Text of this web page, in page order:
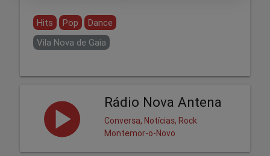
Hits Pop
Dance
Vila Nova de Gaia
Rádio Nova Antena
Conversa, Notícias, Rock
Montemor-o-Novo